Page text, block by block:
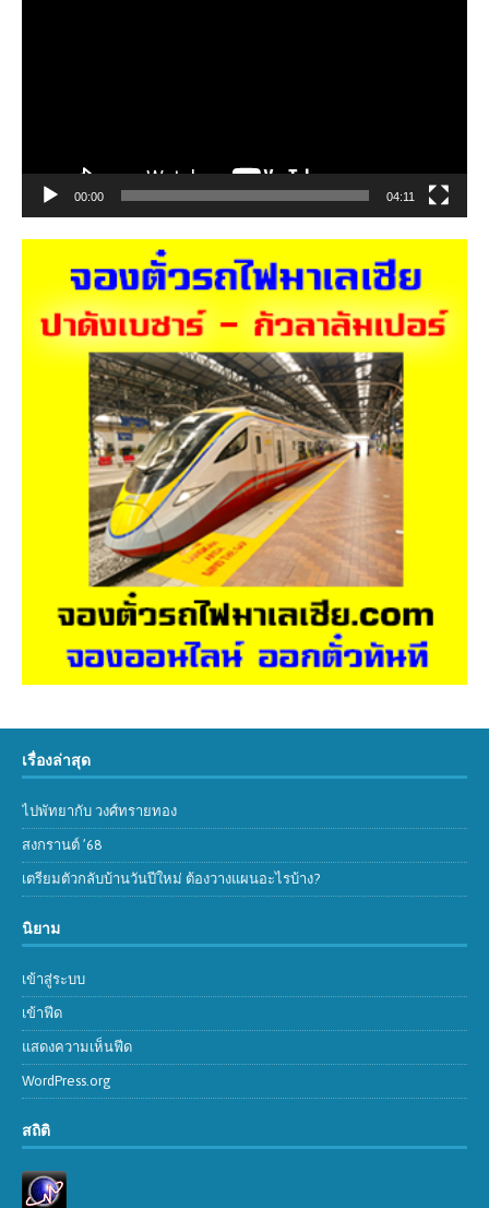
00:00 04:11
เรื่องล่าสุด
ไปพัทยากับ วงศ์ทรายทอง
สงกรานต์ ’68
เตรียมตัวกลับบ้านวันปีใหม่ ต้องวางแผนอะไรบ้าง?
นิยาม
เข้าสู่ระบบ
เข้าฟีด
แสดงความเห็นฟีด
WordPress.org
สถิติ